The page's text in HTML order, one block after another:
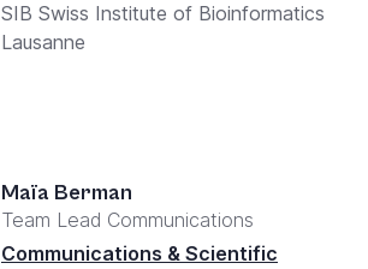
SIB Swiss Institute of Bioinformatics
Lausanne
Maïa Berman
Team Lead Communications
Communications & Scientific